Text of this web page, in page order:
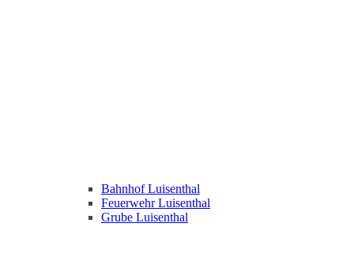
Bahnhof Luisenthal
Feuerwehr Luisenthal
Grube Luisenthal